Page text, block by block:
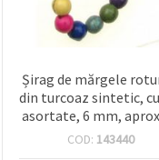
Șirag de mărgele
din turcoaz sintetic,
asortate, 6 mm,
buc – materiale
COD: 143440